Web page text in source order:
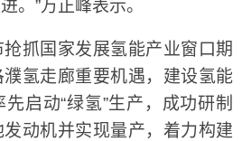
。”万正峰表示。
国家发展氢能产业窗口期
氢走廊重要机遇，建设氢能
启动“绿氢”生产，成功研制
动机并实现量产，着力构建